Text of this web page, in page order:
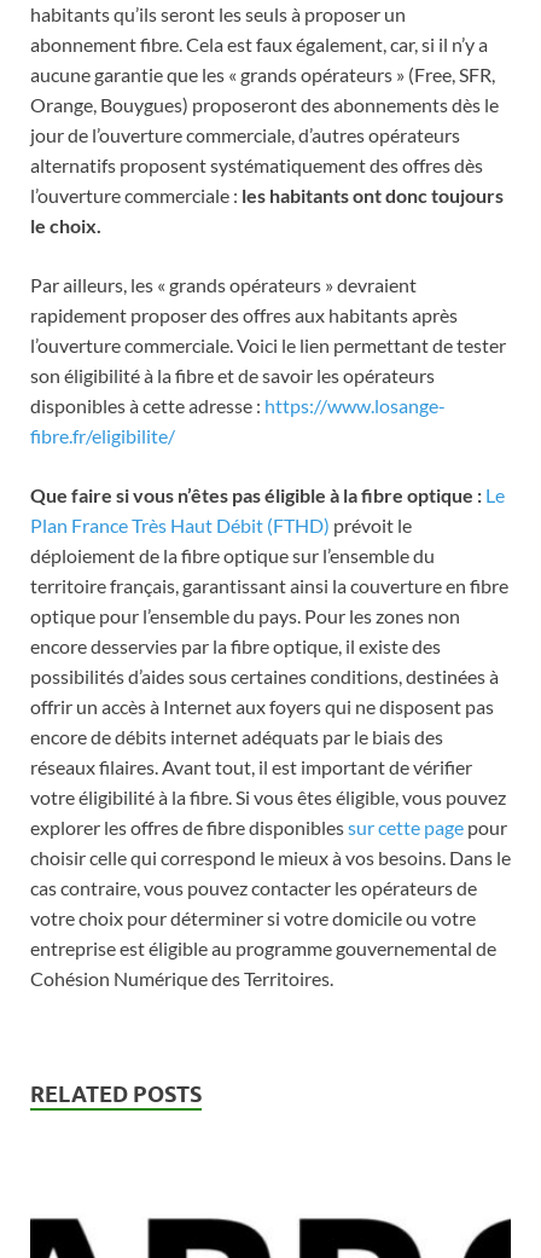
habitants qu’ils seront les seuls à proposer un
abonnement fibre. Cela est faux également, car, si il n’y a
aucune garantie que les « grands opérateurs » (Free, SFR,
Orange, Bouygues) proposeront des abonnements dès le
jour de l’ouverture commerciale, d’autres opérateurs
alternatifs proposent systématiquement des offres dès
l’ouverture commerciale : les habitants ont donc toujours
le choix.
Par ailleurs, les « grands opérateurs » devraient
rapidement proposer des offres aux habitants après
l’ouverture commerciale. Voici le lien permettant de tester
son éligibilité à la fibre et de savoir les opérateurs
disponibles à cette adresse : https://www.losange-
fibre.fr/eligibilite/
Que faire si vous n’êtes pas éligible à la fibre optique : Le
Plan France Très Haut Débit (FTHD) prévoit le
déploiement de la fibre optique sur l’ensemble du
territoire français, garantissant ainsi la couverture en fibre
optique pour l’ensemble du pays. Pour les zones non
encore desservies par la fibre optique, il existe des
possibilités d’aides sous certaines conditions, destinées à
offrir un accès à Internet aux foyers qui ne disposent pas
encore de débits internet adéquats par le biais des
réseaux filaires. Avant tout, il est important de vérifier
votre éligibilité à la fibre. Si vous êtes éligible, vous pouvez
explorer les offres de fibre disponiblessur cette page pour
choisir celle qui correspond le mieux à vos besoins. Dans le
cas contraire, vous pouvez contacter les opérateurs de
votre choix pour déterminer si votre domicile ou votre
entreprise est éligible au programme gouvernemental de
Cohésion Numérique des Territoires.
RELATED POSTS